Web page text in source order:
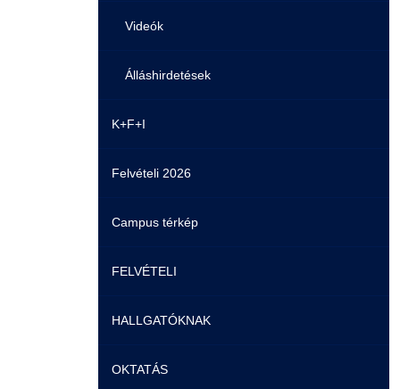
Videók
Álláshirdetések
K+F+I
Felvételi 2026
Campus térkép
FELVÉTELI
Pontozási rendszer szabályai
Felvetteknek
HALLGATÓKNAK
Képzéseink
OKTATÁS